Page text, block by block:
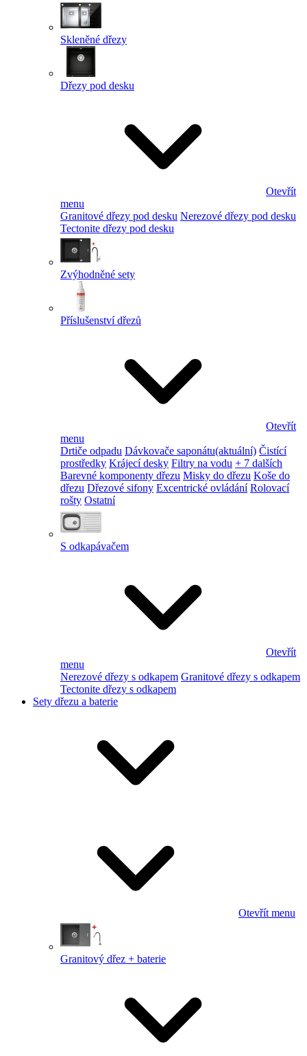
Skleněné dřezy
Dřezy pod desku
Otevřít
menu
Granitové dřezy pod desku Nerezové dřezy pod desku
Tectonite dřezy pod desku
Zvýhodněné sety
Příslušenství dřezů
Otevřít
menu
Drtiče odpadu Dávkovače saponátu(aktuální) Čistící
prostředky Krájecí desky Filtry na vodu + 7 dalších
Barevné komponenty dřezu Misky do dřezu Koše do
dřezu Dřezové sifony Excentrické ovládání Rolovací
rošty Ostatní
S odkapávačem
Otevřít
menu
Nerezové dřezy s odkapem Granitové dřezy s odkapem
Tectonite dřezy s odkapem
Sety dřezu a baterie
Otevřít menu
Granitový dřez + baterie